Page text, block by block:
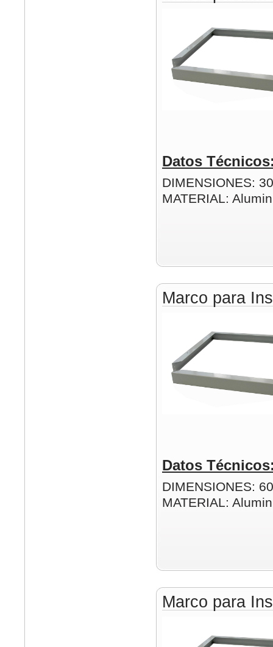
Datos
DIMENSIONES:
MATERIAL:
Marco para
Datos
DIMENSIONES:
MATERIAL:
Marco para